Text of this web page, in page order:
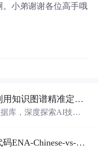
小弟谢谢各位高手哦
高校技术转移办公室如何利用知识图谱精准定位产业需
库，深度探索AI技术
科技创新与产业创新认知网络分析的网站平替代码ENA-Chinese-vs-English-reproducible.zip